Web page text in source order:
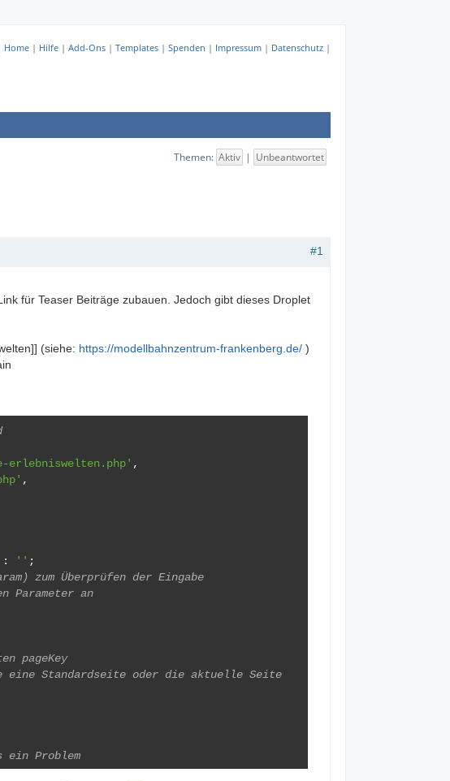
Home | Hilfe | Add-Ons | Templates | Spenden | Impressum | Datenschutz |
Themen: Aktiv | Unbeantwortet
#1
für Teaser Beiträge zubauen. Jedoch gibt dieses Droplet
(siehe: https://modellbahnzentrum-frankenberg.de/ )
erlebniswelten.php' ,
,
: '' ;
zum Überprüfen der Eingabe
Parameter an
pageKey
eine Standardseite oder die aktuelle Seite
ein Problem